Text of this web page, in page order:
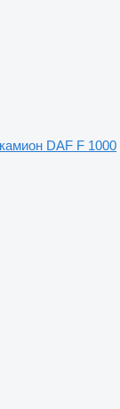
DAF F 1000